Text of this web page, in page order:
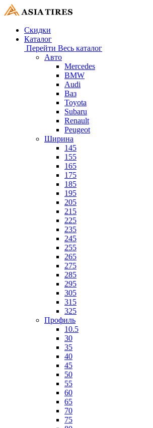
Скидки
Каталог
Перейти Весь каталог
Авто
Mercedes
BMW
Audi
Ваз
Toyota
Subaru
Renault
Peugeot
Ширина
145
155
165
175
185
195
205
215
225
235
245
255
265
275
285
295
305
315
325
Профиль
10.5
30
35
40
45
50
55
60
65
70
75